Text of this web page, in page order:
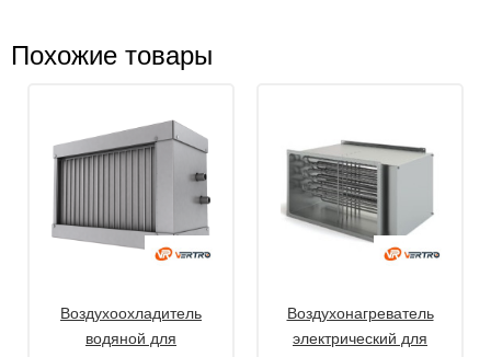
Похожие товары
Воздухоохладитель
водяной для
Воздухонагреватель
электрический для